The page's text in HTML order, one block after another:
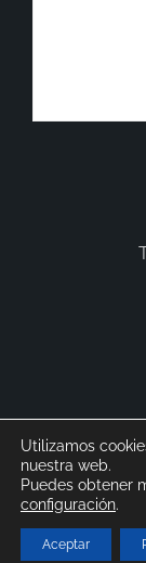
Utilizamos
nuestra web.
Puedes obtener
configuración.
Aceptar